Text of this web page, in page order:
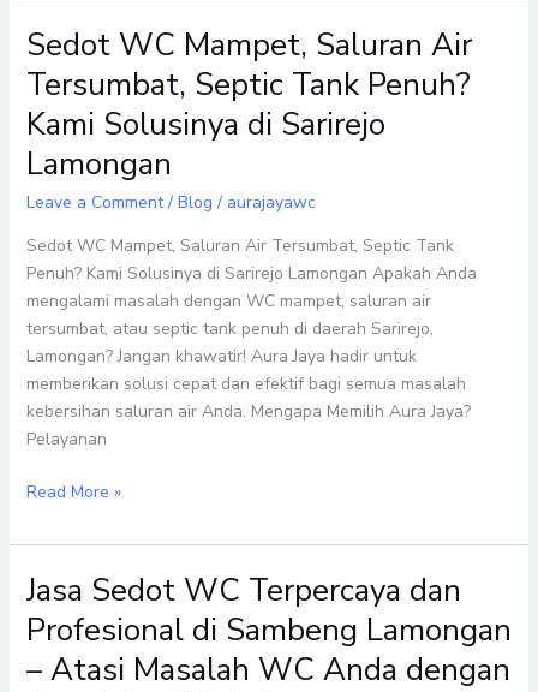
Sedot WC Mampet, Saluran Air
Tersumbat, Septic Tank Penuh?
Kami Solusinya di Sarirejo
Lamongan
Leave a Comment / Blog / aurajayawc
Sedot WC Mampet, Saluran Air Tersumbat, Septic Tank
Penuh? Kami Solusinya di Sarirejo Lamongan Apakah Anda
mengalami masalah dengan WC mampet, saluran air
tersumbat, atau septic tank penuh di daerah Sarirejo,
Lamongan? Jangan khawatir! Aura Jaya hadir untuk
memberikan solusi cepat dan efektif bagi semua masalah
kebersihan saluran air Anda. Mengapa Memilih Aura Jaya?
Pelayanan
Sedot
Mampet,
Saluran
Air
Tersumbat,
Septic
Solusinya
Sarirejo
Read More »
Jasa Sedot WC Terpercaya dan
Profesional di Sambeng Lamongan
– Atasi Masalah WC Anda dengan
Jasa
WC
Terpercaya